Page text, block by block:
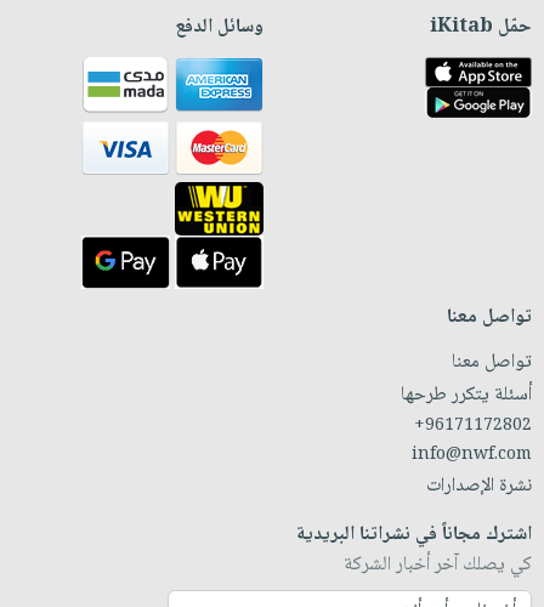
حمّل iKitab وسائل الدفع
تواصل معنا
تواصل معنا
أسئلة يتكرر طرحها
+96171172802
info@nwf.com
نشرة الإصدارات
اشترك مجاناً في نشراتنا البريدية
كي يصلك آخر أخبار الشركة